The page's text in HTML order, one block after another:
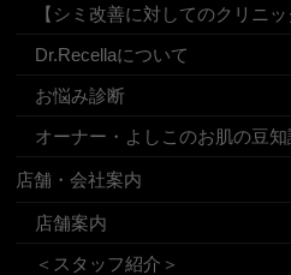
【シミ改善に対してのクリニ
Dr.Recellaについて
お悩み診断
オーナー・よしこのお肌の豆
店舗・会社案内
店舗案内
＜スタッフ紹介＞